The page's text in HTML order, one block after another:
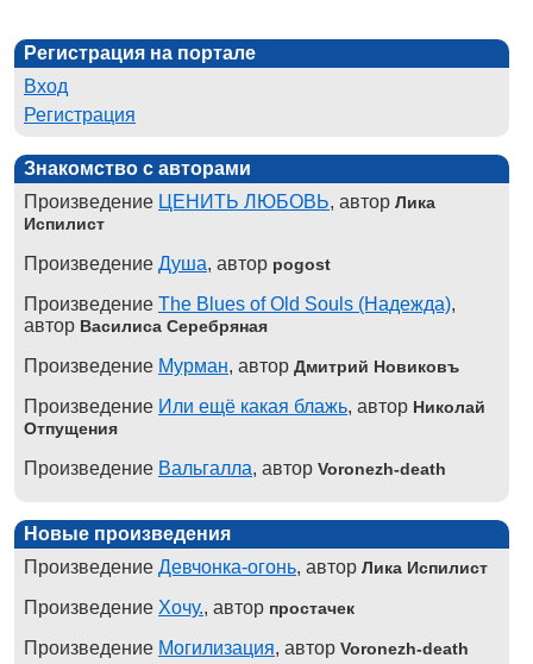
Регистрация на портале
Вход
Регистрация
Знакомство с авторами
Произведение ЦЕНИТЬ ЛЮБОВЬ, автор Лика
Испилист
Произведение Душа, автор pogost
Произведение The Blues of Old Souls (Надежда),
автор Василиса Серебряная
Произведение Мурман, автор Дмитрий Новиковъ
Произведение Или ещё какая блажь, автор Николай
Отпущения
Произведение Вальгалла, автор Voronezh-death
Новые произведения
Произведение Девчонка-огонь, автор Лика Испилист
Произведение Хочу., автор простачек
Произведение Могилизация, автор Voronezh-death